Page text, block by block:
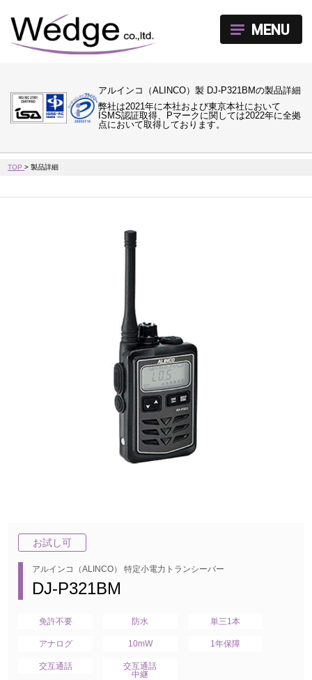
アルインコ（ALINCO）製 DJ-P321BMの製品詳細
弊社は2021年に本社および東京本社において
ISMS認証取得、Pマークに関しては2022年に全拠
点において取得しております。
MENU
TOP>製品詳細
お試し可
アルインコ（ALINCO） 特定小電力トランシーバー
DJ-P321BM
免許不要 防水 単三1本
アナログ 10mW 1年保障
交互通話
交互通話
中継